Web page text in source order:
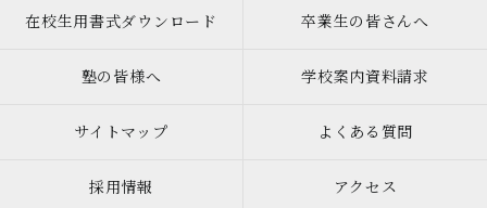
在校生用書式ダウンロード 卒業生の皆さんへ
塾の皆様へ 学校案内資料請求
サイトマップ よくある質問
採用情報 アクセス